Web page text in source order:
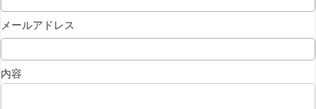
メールアドレス
内容